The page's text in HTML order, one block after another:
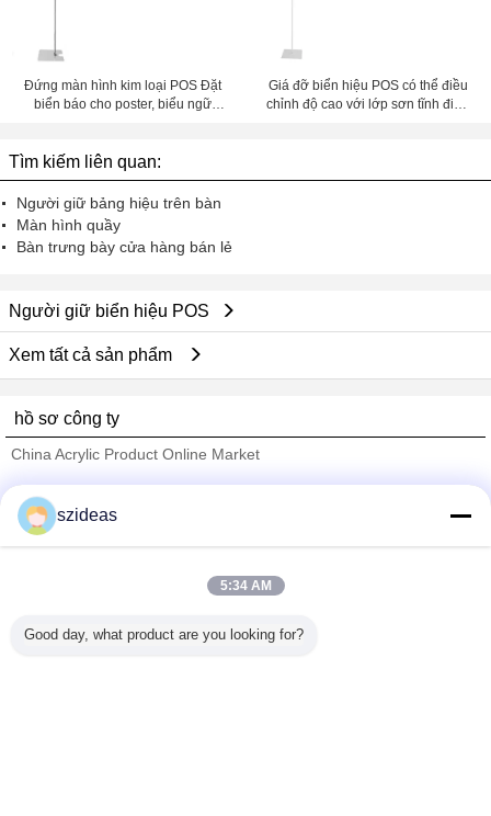
Đứng màn hình kim loại POS Đặt
biển báo cho poster, biểu ngữ
Giá đỡ biển hiệu POS có thể điều
chỉnh độ cao với lớp sơn tĩnh điện
Tìm kiếm liên quan:
Người giữ bảng hiệu trên bàn
Màn hình quầy
Bàn trưng bày cửa hàng bán lẻ
Người giữ biển hiệu POS
Xem tất cả sản phẩm
hồ sơ công ty
China Acrylic Product Online Market
Trust Seal
Tất cả sản phẩm
szideas
5:34 AM
Good day, what product are you looking for?